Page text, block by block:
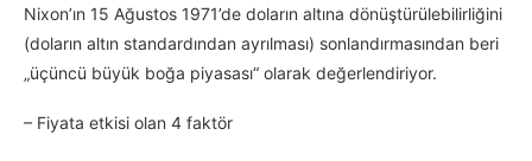
Nixon’ın 15 Ağustos 1971’de doların altına dönüştürülebilirliğini
(doların altın standardından ayrılması) sonlandırmasından beri
„üçüncü büyük boğa piyasası“ olarak değerlendiriyor.
– Fiyata etkisi olan 4 faktör